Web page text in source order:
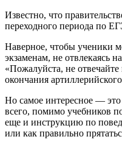
Известно, что
переходного периода по
Наверное, чтобы ученики
экзаменам, не отвлекаясь
«Пожалуйста, не
окончания
Но самое интересное — это
всего, помимо учебников
еще и инструкцию по
или как правильно